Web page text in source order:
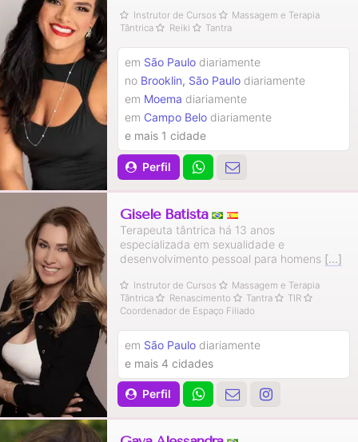
Instrutor de Cursos
Massagem e Terapia
Tântrica
Reiki Tantra
Perfil
em São Paulo diariamente
no Brooklin, São Paulo diariamente
em Moema diariamente
em Campo Belo diariamente
e mais 1 cidade
Gisele Batista
Terapeuta tântrica há 13 anos
especializada em sexualidade e
desenvolvimento pessoal para homens [...]
Instrutor de Cursos
Massagem e Terapia
Tântrica
Renascimento Tantra
TIR
Coordenador de Espaço Filiado
Perfil
em São Paulo diariamente
e mais 4 cidades